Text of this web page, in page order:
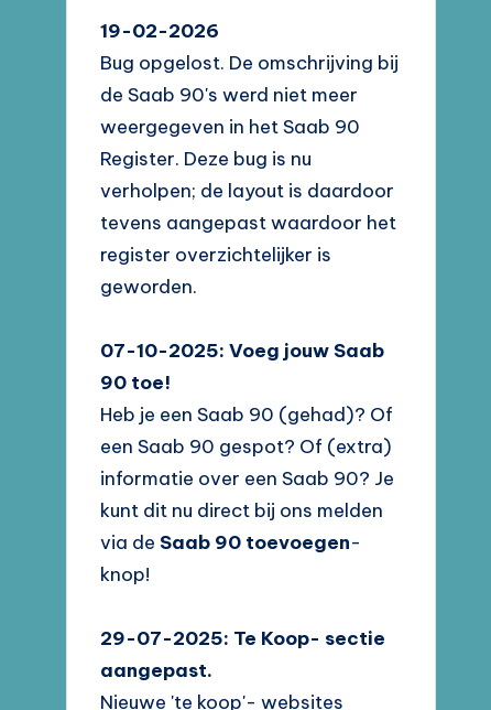
19-02-2026
Bug opgelost. De omschrijving bij
de Saab 90's werd niet meer
weergegeven in het Saab 90
Register. Deze bug is nu
verholpen; de layout is daardoor
tevens aangepast waardoor het
register overzichtelijker is
geworden.
07-10-2025: Voeg jouw Saab
90 toe!
Heb je een Saab 90 (gehad)? Of
een Saab 90 gespot? Of (extra)
informatie over een Saab 90? Je
kunt dit nu direct bij ons melden
via deSaab 90 toevoegen-
knop!
29-07-2025: Te Koop- sectie
aangepast.
Nieuwe 'te koop'- websites